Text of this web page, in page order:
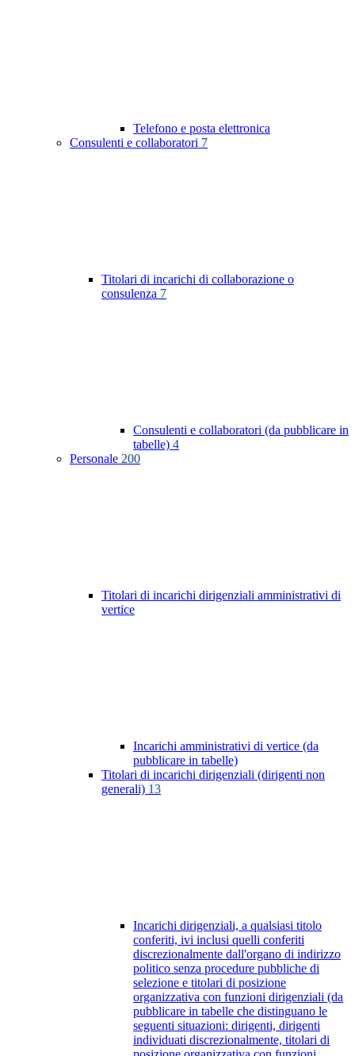
Telefono e posta elettronica
Consulenti e collaboratori 7
Titolari di incarichi di collaborazione o
consulenza 7
Consulenti e collaboratori (da pubblicare in
tabelle) 4
Personale 200
Titolari di incarichi dirigenziali amministrativi di
vertice
Incarichi amministrativi di vertice (da
pubblicare in tabelle)
Titolari di incarichi dirigenziali (dirigenti non
generali) 13
Incarichi dirigenziali, a qualsiasi titolo
conferiti, ivi inclusi quelli conferiti
discrezionalmente dall'organo di indirizzo
politico senza procedure pubbliche di
selezione e titolari di posizione
organizzativa con funzioni dirigenziali (da
pubblicare in tabelle che distinguano le
seguenti situazioni: dirigenti, dirigenti
individuati discrezionalmente, titolari di